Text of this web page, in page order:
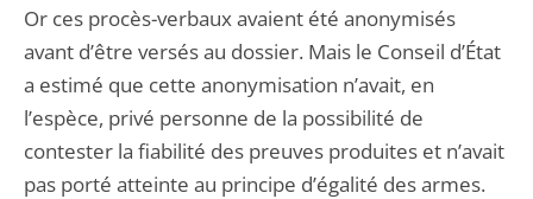
Or ces procès-verbaux avaient été anonymisés
avant d’être versés au dossier. Mais le Conseil d’État
a estimé que cette anonymisation n’avait, en
l’espèce, privé personne de la possibilité de
contester la fiabilité des preuves produites et n’avait
pas porté atteinte au principe d’égalité des armes.